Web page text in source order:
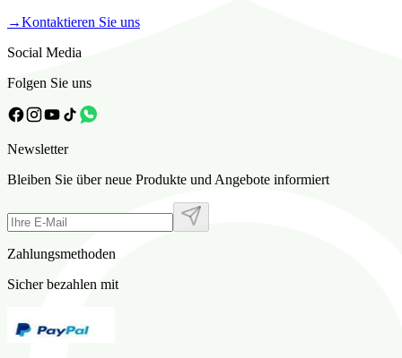
→Kontaktieren Sie uns
Social Media
Folgen Sie uns
Newsletter
Bleiben Sie über neue Produkte und Angebote informiert
Zahlungsmethoden
Sicher bezahlen mit